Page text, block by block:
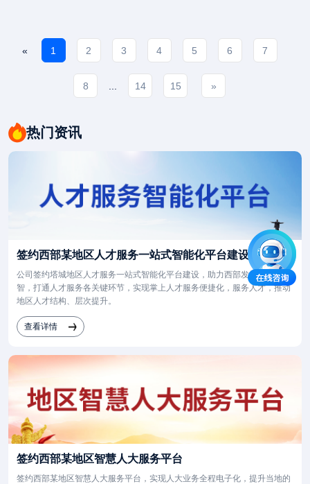
« 1 2 3 4 5 6 7
8 14 15 »
热门资讯
签约西部某地区人才服务一站式智能化平台建设
公司签约塔城地区人才服务一站式智能化平台建设，助力西部发展招才引
智，打通人才服务各关键环节，实现掌上人才服务便捷化，服务人才，推动
地区人才结构、层次提升。
查看详情
签约西部某地区智慧人大服务平台
签约西部某地区智慧人大服务平台，实现人大业务全程电子化，提升当地的